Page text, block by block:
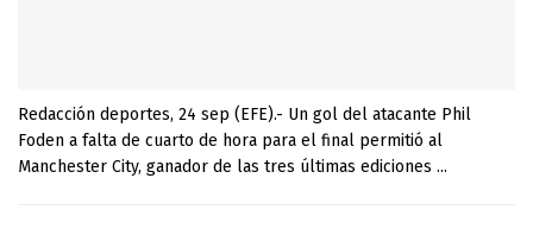
Redacción deportes, 24 sep (EFE).- Un gol del atacante Phil
Foden a falta de cuarto de hora para el final permitió al
Manchester City, ganador de las tres últimas ediciones ...